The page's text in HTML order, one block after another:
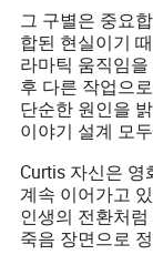
그 구별은 중요
합된 현실이기
라마틱 움직임
후 다른 작업으
단순한 원인을
이야기 설계 모
Curtis 자신은
계속 이어가고
인생의 전환처
죽음 장면으로